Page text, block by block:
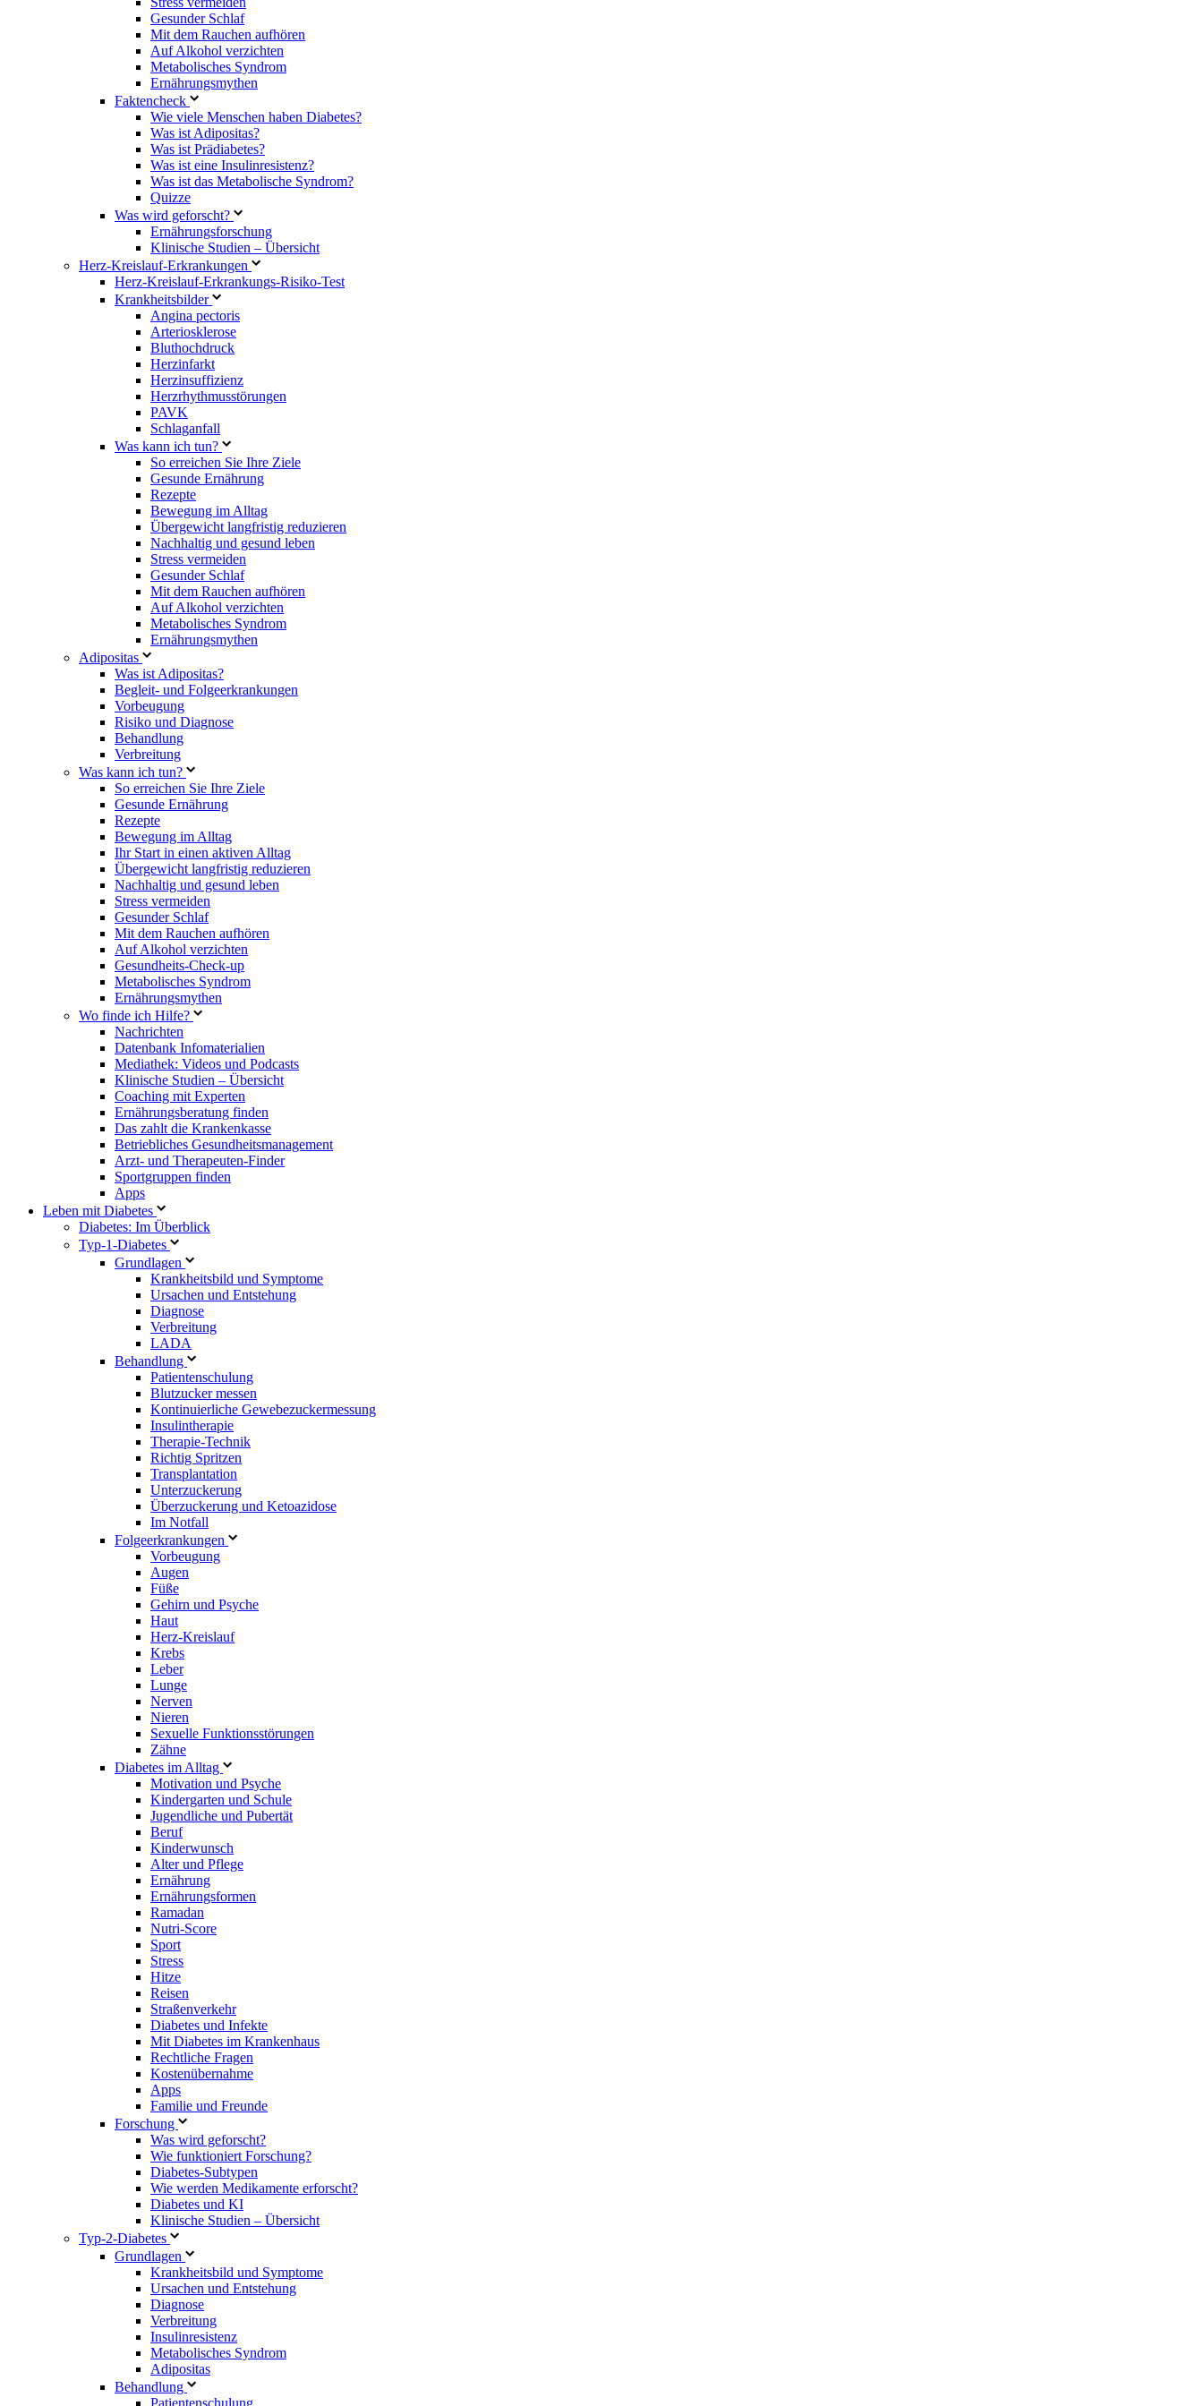
Gesunder Schlaf
Mit dem Rauchen aufhören
Auf Alkohol verzichten
Metabolisches Syndrom
Ernährungsmythen
Faktencheck
Wie viele Menschen haben Diabetes?
Was ist Adipositas?
Was ist Prädiabetes?
Was ist eine Insulinresistenz?
Was ist das Metabolische Syndrom?
Quizze
Was wird geforscht?
Ernährungsforschung
Klinische Studien – Übersicht
Herz-Kreislauf-Erkrankungen
Herz-Kreislauf-Erkrankungs-Risiko-Test
Krankheitsbilder
Angina pectoris
Arteriosklerose
Bluthochdruck
Herzinfarkt
Herzinsuffizienz
Herzrhythmusstörungen
PAVK
Schlaganfall
Was kann ich tun?
So erreichen Sie Ihre Ziele
Gesunde Ernährung
Rezepte
Bewegung im Alltag
Übergewicht langfristig reduzieren
Nachhaltig und gesund leben
Stress vermeiden
Gesunder Schlaf
Mit dem Rauchen aufhören
Auf Alkohol verzichten
Metabolisches Syndrom
Ernährungsmythen
Adipositas
Was ist Adipositas?
Begleit- und Folgeerkrankungen
Vorbeugung
Risiko und Diagnose
Behandlung
Verbreitung
Was kann ich tun?
So erreichen Sie Ihre Ziele
Gesunde Ernährung
Rezepte
Bewegung im Alltag
Ihr Start in einen aktiven Alltag
Übergewicht langfristig reduzieren
Nachhaltig und gesund leben
Stress vermeiden
Gesunder Schlaf
Mit dem Rauchen aufhören
Auf Alkohol verzichten
Gesundheits-Check-up
Metabolisches Syndrom
Ernährungsmythen
Wo finde ich Hilfe?
Nachrichten
Datenbank Infomaterialien
Mediathek: Videos und Podcasts
Klinische Studien – Übersicht
Coaching mit Experten
Ernährungsberatung finden
Das zahlt die Krankenkasse
Betriebliches Gesundheitsmanagement
Arzt- und Therapeuten-Finder
Sportgruppen finden
Apps
Leben mit Diabetes
Diabetes: Im Überblick
Typ-1-Diabetes
Grundlagen
Krankheitsbild und Symptome
Ursachen und Entstehung
Diagnose
Verbreitung
LADA
Behandlung
Patientenschulung
Blutzucker messen
Kontinuierliche Gewebezuckermessung
Insulintherapie
Therapie-Technik
Richtig Spritzen
Transplantation
Unterzuckerung
Überzuckerung und Ketoazidose
Im Notfall
Folgeerkrankungen
Vorbeugung
Augen
Füße
Gehirn und Psyche
Haut
Herz-Kreislauf
Krebs
Leber
Lunge
Nerven
Nieren
Sexuelle Funktionsstörungen
Zähne
Diabetes im Alltag
Motivation und Psyche
Kindergarten und Schule
Jugendliche und Pubertät
Beruf
Kinderwunsch
Alter und Pflege
Ernährung
Ernährungsformen
Ramadan
Nutri-Score
Sport
Stress
Hitze
Reisen
Straßenverkehr
Diabetes und Infekte
Mit Diabetes im Krankenhaus
Rechtliche Fragen
Kostenübernahme
Apps
Familie und Freunde
Forschung
Was wird geforscht?
Wie funktioniert Forschung?
Diabetes-Subtypen
Wie werden Medikamente erforscht?
Diabetes und KI
Klinische Studien – Übersicht
Typ-2-Diabetes
Grundlagen
Krankheitsbild und Symptome
Ursachen und Entstehung
Diagnose
Verbreitung
Insulinresistenz
Metabolisches Syndrom
Adipositas
Behandlung
Patientenschulung